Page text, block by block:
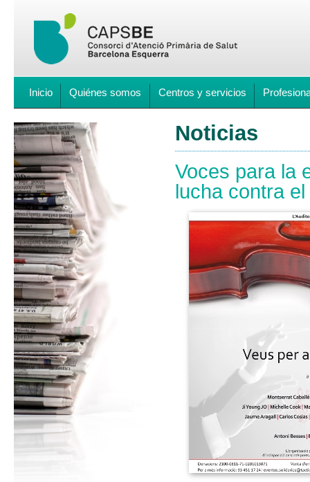
Inicio Quiénes somos Centros y servicios
Noticias
Voces para la
lucha contra